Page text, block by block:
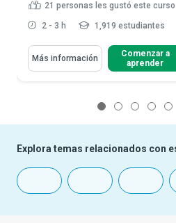
21 personas les gustó este curso
2 - 3 h 1,919 estudiantes
Más información
Comenzar a
aprender
Explora temas relacionados con